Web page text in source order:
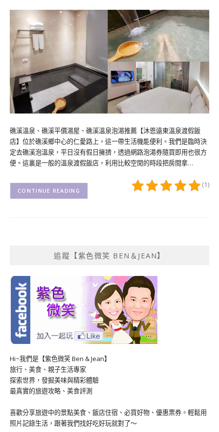
礁溪溫泉、礁溪平價湯屋、礁溪溫泉泡湯推薦【沐恩遠東溫泉渡假飯
店】位於礁溪鄉中心的仁愛路上，這一帶生活機能便利。我們是臨時決
定去礁溪泡溫泉，平日沒有假日擁擠，透過網路泡湯券隨買即用也很方
便。這裏是一般的溫泉渡假飯店，利用比較空閒的時段把房間拿…
(1)
CONTINUE READING
追蹤【紫色微笑 BEN＆JEAN】
Hi~我們是【紫色微笑 Ben & Jean】
旅行、美食、親子生活專家
探索世界，發掘美味與精彩體驗
最真實的旅遊攻略、美食評測
喜歡分享旅遊中的景點美食、飯店住宿、必買好物、優惠票券。輕鬆用
照片記錄生活，跟著我們找好吃好玩就對了～